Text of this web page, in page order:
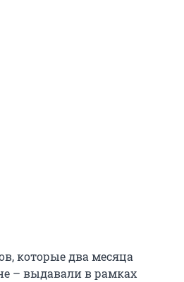
которые два месяца
– выдавали в рамках